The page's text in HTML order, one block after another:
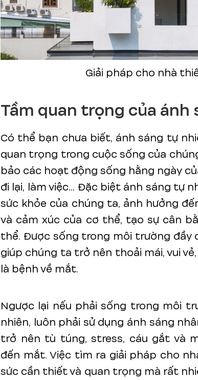
Giải pháp cho nhà
Tầm quan trọng của ánh
Có thể bạn chưa biết, ánh sáng tự
quan trọng trong cuộc sống của
bảo các hoạt động sống hằng ngày
đi lại, làm việc... Đặc biệt ánh sáng tự
sức khỏe của chúng ta, ảnh hưởng
và cảm xúc của cơ thể, tạo sự cân
thể. Được sống trong môi trường đầy
giúp chúng ta trở nên thoải mái, vui
là bệnh về mắt.
Ngược lại nếu phải sống trong môi
nhiên, luôn phải sử dụng ánh sáng
trở nên tù túng, stress, cáu gắt và
đến mắt. Việc tìm ra giải pháp cho
sức cần thiết và quan trọng mà rất